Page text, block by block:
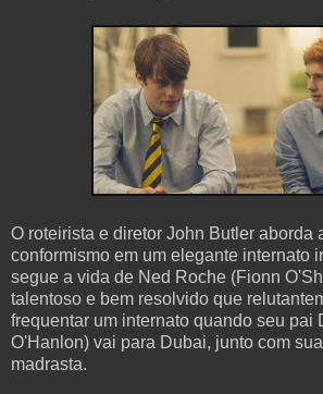
O roteirista e diretor John Butler aborda
conformismo em um elegante internato
segue a vida de Ned Roche (Fionn
talentoso e bem resolvido que
frequentar um internato quando seu pai
O'Hanlon) vai para Dubai, junto com
madrasta.